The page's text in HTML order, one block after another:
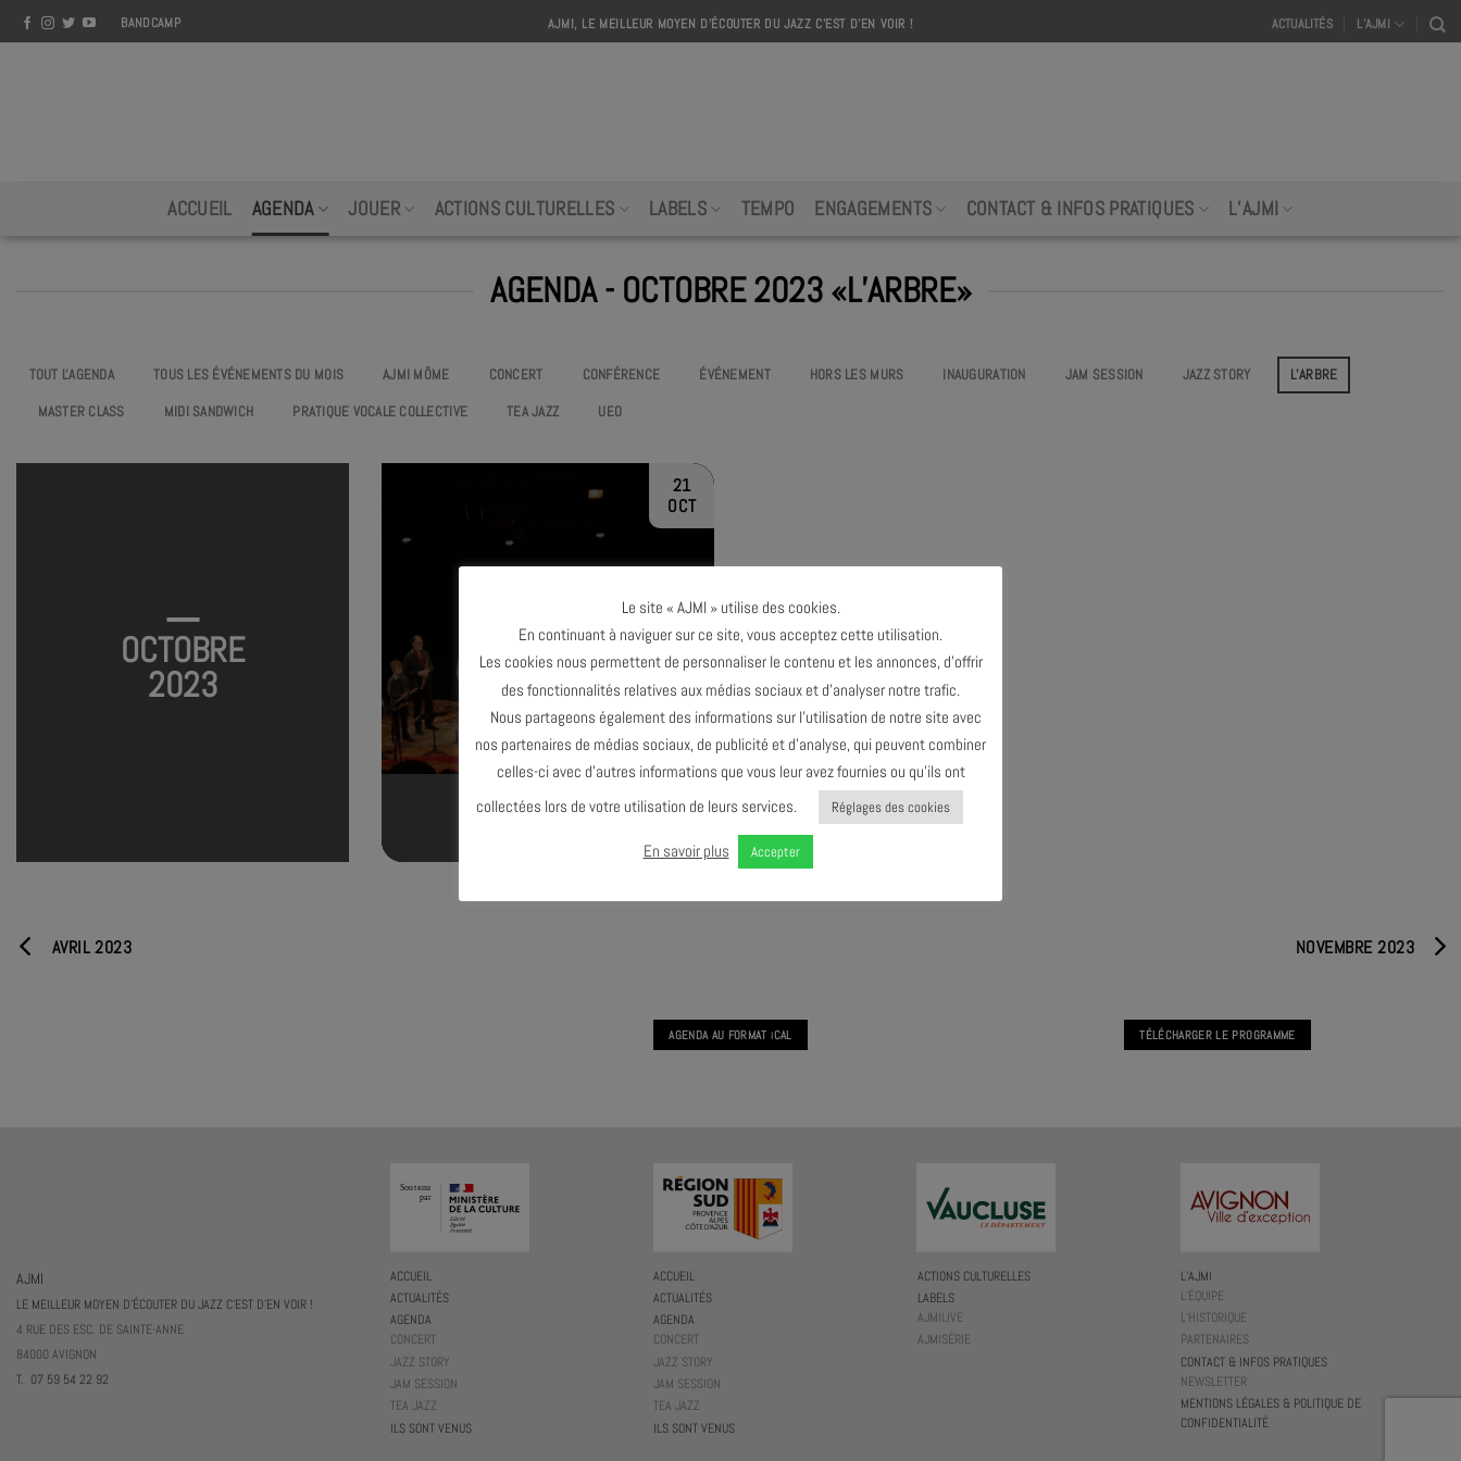
Skip
to
BANDCAMP AJMI, LE MEILLEUR MOYEN D'ÉCOUTER DU JAZZ C'EST D'EN VOIR ! ACTUALITÉS L’AJMI
ACCUEIL AGENDA JOUER ACTIONS CULTURELLES LABELS TEMPO ENGAGEMENTS CONTACT & INFOS PRATIQUES L’AJMI
AGENDA - OCTOBRE 2023 «L’ARBRE»
TOUT L'AGENDA TOUS LES ÉVÉNEMENTS DU MOIS AJMI MÔME CONCERT CONFÉRENCE ÉVÉNEMENT HORS LES MURS INAUGURATION JAM SESSION JAZZ STORY
L’ARBRE
MASTER CLASS
MIDI SANDWICH PRATIQUE VOCALE COLLECTIVE TEA JAZZ UEO
OCTOBRE
2023
21
OCT
L’ARBRE #1
TERMINÉ
AVRIL 2023 NOVEMBRE 2023
AGENDA AU FORMATICAL TÉLÉCHARGER LE PROGRAMME
AJMI
LE MEILLEUR MOYEN D'ÉCOUTER DU JAZZ C'EST D'EN VOIR !
4 RUE DES ESC. DE SAINTE-ANNE
84000 AVIGNON
T. 07 59 54 22 92
ACCUEIL
ACTUALITÉS
AGENDA
CONCERT
JAZZ STORY
JAM SESSION
TEA JAZZ
ILS SONT VENUS
ACCUEIL
ACTUALITÉS
AGENDA
CONCERT
JAZZ STORY
JAM SESSION
TEA JAZZ
ILS SONT VENUS
ACTIONS CULTURELLES
LABELS
AJMILIVE
AJMISÉRIE
L’AJMI
L’ÉQUIPE
L’HISTORIQUE
PARTENAIRES
CONTACT & INFOS PRATIQUES
NEWSLETTER
MENTIONS LÉGALES & POLITIQUE DE
CONFIDENTIALITÉ
Le site « AJMI » utilise des cookies.
En continuant à naviguer sur ce site, vous acceptez cette utilisation.
Les cookies nous permettent de personnaliser le contenu et les annonces, d’offrir
des fonctionnalités relatives aux médias sociaux et d’analyser notre trafic.
Nous partageons également des informations sur l’utilisation de notre site avec
nos partenaires de médias sociaux, de publicité et d’analyse, qui peuvent combiner
celles-ci avec d’autres informations que vous leur avez fournies ou qu’ils ont
collectées lors de votre utilisation de leurs services.
Réglages des cookies
En savoir plus Accepter